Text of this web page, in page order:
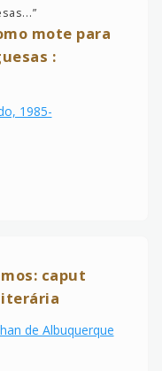
”
mote para
:
1985-
caput
de Albuquerque